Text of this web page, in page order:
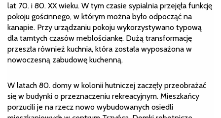
lat 70. i 80. XX wieku. W tym czasie sypialnia przejęła funkcję
pokoju gościnnego, w którym można było odpocząć na
kanapie. Przy urządzaniu pokoju wykorzystywano typową
dla tamtych czasów meblościankę. Dużą transformację
przeszła również kuchnia, która została wyposażona w
nowoczesną zabudowę kuchenną.
W latach 80. domy w kolonii hutniczej zaczęły przeobrażać
się w budynki o przeznaczeniu rekreacyjnym. Mieszkańcy
porzucili je na rzecz nowo wybudowanych osiedli